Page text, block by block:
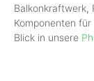
Balkonkraftwerk,
Komponenten
Blick in unsere